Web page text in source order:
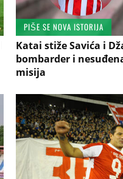
PIŠE SE NOVA ISTORIJA
Katai stiže Savića i
bombarder i
misija